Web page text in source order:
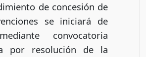
de concesión de
se iniciará de
convocatoria
por resolución de la